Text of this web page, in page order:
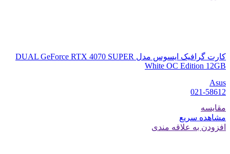
کارت گرافیک ایسوس مدل DUAL GeForce RTX 4070 SUPER
White OC Edition 12GB
Asus
021-58612
مقایسه
مشاهده سریع
افزودن به علاقه مندی